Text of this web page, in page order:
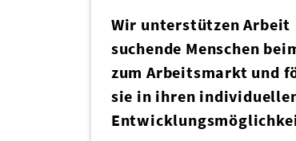
Wir unterstützen Arbeit
suchende Menschen
zum Arbeitsmarkt und
sie in ihren